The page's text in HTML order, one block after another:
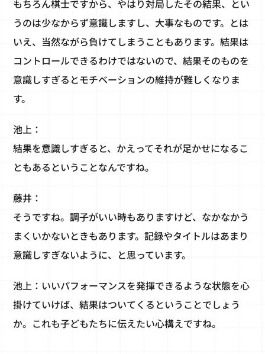
もちろん棋士ですから、やはり対局したその結果、とい
うのは少なからず意識しますし、大事なものです。とは
いえ、当然ながら負けてしまうこともあります。結果は
コントロールできるわけではないので、結果そのものを
意識しすぎるとモチベーションの維持が難しくなりま
す。
池上：
結果を意識しすぎると、かえってそれが足かせになるこ
ともあるということなんですね。
藤井：
そうですね。調子がいい時もありますけど、なかなかう
まくいかないときもあります。記録やタイトルはあまり
意識しすぎないように、と思っています。
池上：いいパフォーマンスを発揮できるような状態を心
掛けていけば、結果はついてくるということでしょう
か。これも子どもたちに伝えたい心構えですね。